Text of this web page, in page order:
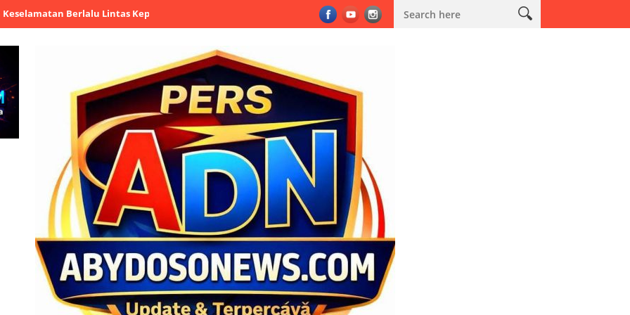
Berlalu Lintas Kepada Pelajar SMPN 5 Rangkasbitung Blue Light Patrol Satlantas Polresta Tangerang Gagalkan Aksi Curanmor, Dua